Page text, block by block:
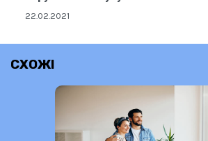
22.02.2021
СХОЖІ